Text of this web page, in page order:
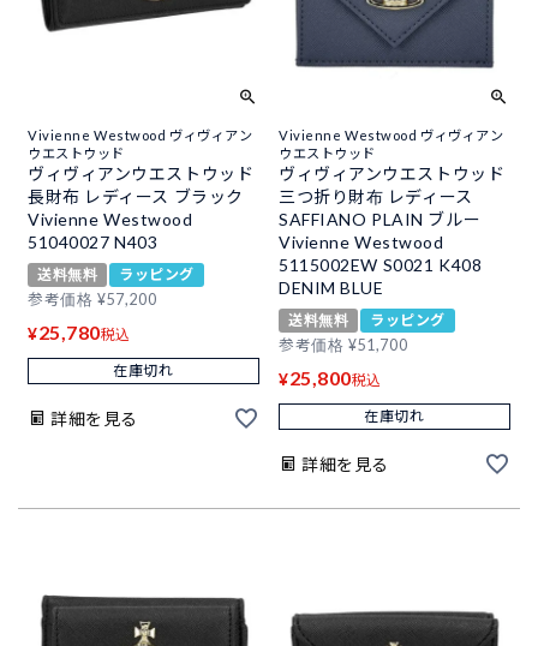
Vivienne Westwood ヴィヴィアン
ウエストウッド
ヴィヴィアンウエストウッド
長財布 レディース ブラック
Vivienne Westwood
51040027 N403
送料無料
ラッピング
参考価格 ¥57,200
¥25,780税込
在庫切れ
詳細を見る
Vivienne Westwood ヴィヴィアン
ウエストウッド
ヴィヴィアンウエストウッド
三つ折り財布 レディース
SAFFIANO PLAIN ブルー
Vivienne Westwood
5115002EW S0021 K408
DENIM BLUE
送料無料
ラッピング
参考価格 ¥51,700
¥25,800税込
在庫切れ
詳細を見る